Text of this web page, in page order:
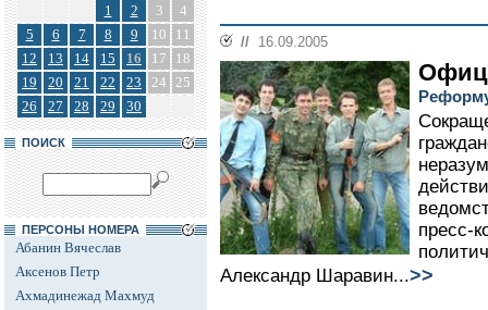
1 2 3
4
5
6 7 8 9 10
11
12
13 14 15 16 17
18
19
20 21 22 23 24 25
26
27 28 29 30
ПОИСК
ПЕРСОНЫ НОМЕРА
Абанин Вячеслав
Аксенов Петр
Ахмадинежад Махмуд
// 16.09.2005
пресс-
Александр Шаравин...>>